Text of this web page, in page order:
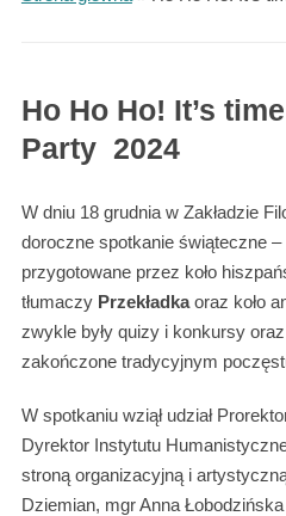
Ho Ho Ho! It’s
Party 2024
W dniu 18 grudnia w Zakładzie
doroczne spotkanie świąteczne –
przygotowane przez koło
tłumaczy Przekładkaoraz koło
zwykle były quizy i konkursy
zakończone tradycyjnym
W spotkaniu wziął udział
Dyrektor Instytutu
stroną organizacyjną i
Dziemian, mgr Anna